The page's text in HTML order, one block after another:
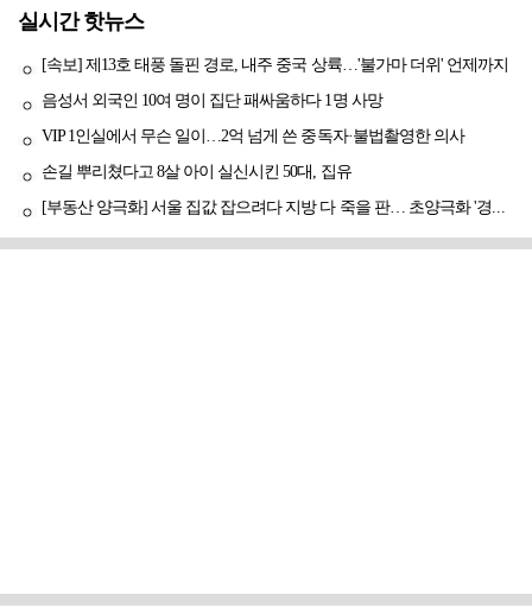
실시간 핫뉴스
[속보] 제13호 태풍 돌핀 경로, 내주 중국 상륙…'불가마 더위' 언제까지
음성서 외국인 10여 명이 집단 패싸움하다 1명 사망
VIP 1인실에서 무슨 일이…2억 넘게 쓴 중독자·불법촬영한 의사
손길 뿌리쳤다고 8살 아이 실신시킨 50대, 집유
[부동산 양극화] 서울 집값 잡으려다 지방 다 죽을 판… 초양극화 '경고등'